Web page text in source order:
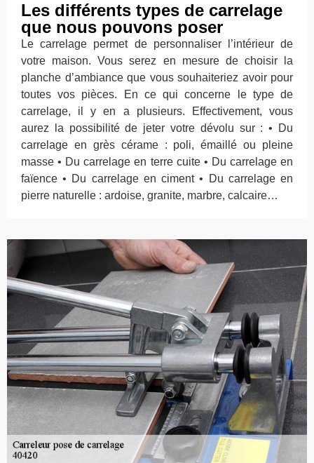
Les différents types de carrelage
que nous pouvons poser
Le carrelage permet de personnaliser l’intérieur de
votre maison. Vous serez en mesure de choisir la
planche d’ambiance que vous souhaiteriez avoir pour
toutes vos pièces. En ce qui concerne le type de
carrelage, il y en a plusieurs. Effectivement, vous
aurez la possibilité de jeter votre dévolu sur : • Du
carrelage en grès cérame : poli, émaillé ou pleine
masse • Du carrelage en terre cuite • Du carrelage en
faïence • Du carrelage en ciment • Du carrelage en
pierre naturelle : ardoise, granite, marbre, calcaire…